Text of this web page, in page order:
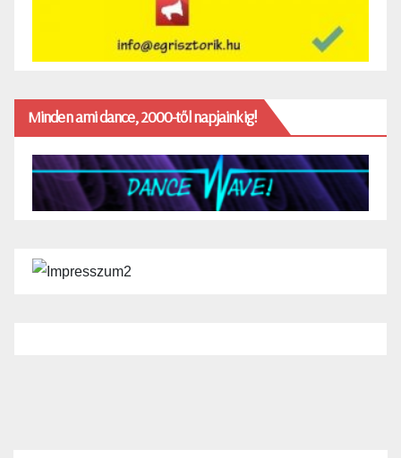
Minden ami dance, 2000-től napjainkig!